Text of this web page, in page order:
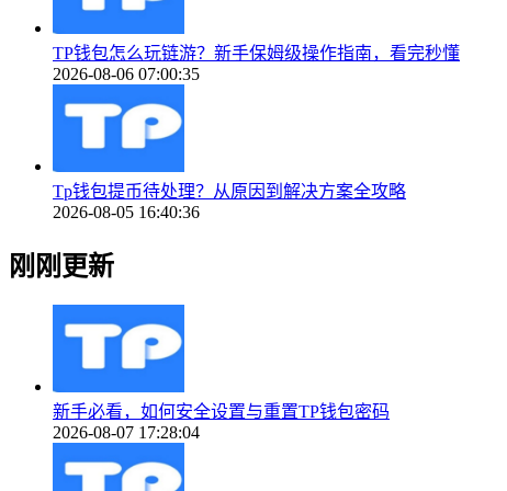
TP钱包怎么玩链游？新手保姆级操作指南，看完秒懂
2026-08-06 07:00:35
Tp钱包提币待处理？从原因到解决方案全攻略
2026-08-05 16:40:36
刚刚更新
新手必看，如何安全设置与重置TP钱包密码
2026-08-07 17:28:04